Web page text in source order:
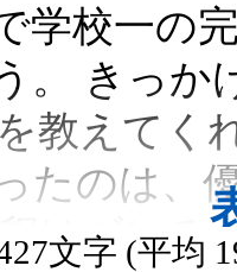
株に投じ
治体から
員たちの
決断と篠
を耐え抜
学校一の
。 きっか
教えてく
たのは
はズレる
文字 (平均